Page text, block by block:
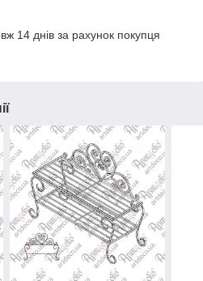
14 днів за рахунок покупця